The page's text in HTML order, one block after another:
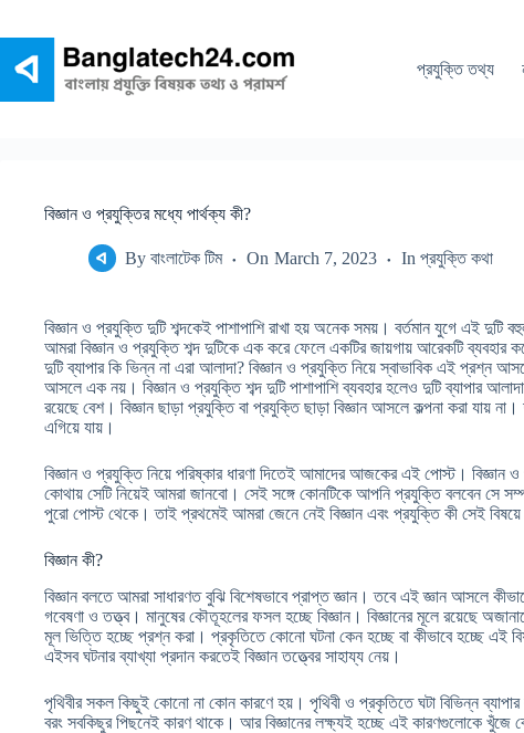
প্রযুক্তি তথ্য
বিজ্ঞান ও প্রযুক্তির মধ্যে পার্থক্য কী?
By বাংলাটেক টিম On March 7, 2023 In প্রযুক্তি কথা
বিজ্ঞান ও প্রযুক্তি দুটি শব্দকেই পাশাপাশি রাখা হয় অনেক সময়। বর্তমান যুগে এই দুটি
আমরা বিজ্ঞান ও প্রযুক্তি শব্দ দুটিকে এক করে ফেলে একটির জায়গায় আরেকটি ব্যবহার
দুটি ব্যাপার কি ভিন্ন না এরা আলাদা? বিজ্ঞান ও প্রযুক্তি নিয়ে স্বাভাবিক এই প্রশ্ন
আসলে এক নয়। বিজ্ঞান ও প্রযুক্তি শব্দ দুটি পাশাপাশি ব্যবহার হলেও দুটি ব্যাপার
রয়েছে বেশ। বিজ্ঞান ছাড়া প্রযুক্তি বা প্রযুক্তি ছাড়া বিজ্ঞান আসলে কল্পনা করা যায় না।
এগিয়ে যায়।
বিজ্ঞান ও প্রযুক্তি নিয়ে পরিষ্কার ধারণা দিতেই আমাদের আজকের এই পোস্ট। বিজ্ঞান
কোথায় সেটি নিয়েই আমরা জানবো। সেই সঙ্গে কোনটিকে আপনি প্রযুক্তি বলবেন সে
পুরো পোস্ট থেকে। তাই প্রথমেই আমরা জেনে নেই বিজ্ঞান এবং প্রযুক্তি কী সেই
বিজ্ঞান কী?
বিজ্ঞান বলতে আমরা সাধারণত বুঝি বিশেষভাবে প্রাপ্ত জ্ঞান। তবে এই জ্ঞান আসলে
গবেষণা ও তত্ত্ব। মানুষের কৌতূহলের ফসল হচ্ছে বিজ্ঞান। বিজ্ঞানের মূলে রয়েছে
মূল ভিত্তি হচ্ছে প্রশ্ন করা। প্রকৃতিতে কোনো ঘটনা কেন হচ্ছে বা কীভাবে হচ্ছে এই
এইসব ঘটনার ব্যাখ্যা প্রদান করতেই বিজ্ঞান তত্ত্বের সাহায্য নেয়।
পৃথিবীর সকল কিছুই কোনো না কোন কারণে হয়। পৃথিবী ও প্রকৃতিতে ঘটা বিভিন্ন
বরং সবকিছুর পিছনেই কারণ থাকে। আর বিজ্ঞানের লক্ষ্যই হচ্ছে এই কারণগুলোকে খুঁজে